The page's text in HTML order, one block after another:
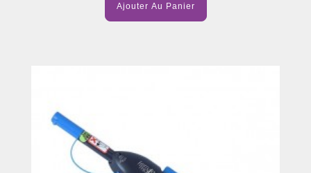
Ajouter Au Panier